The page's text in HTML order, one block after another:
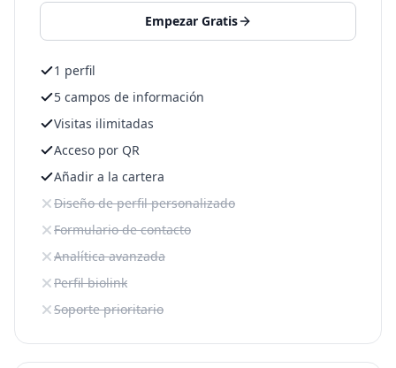
Empezar Gratis
1 perfil
5 campos de información
Visitas ilimitadas
Acceso por QR
Añadir a la cartera
Diseño de perfil personalizado
Formulario de contacto
Analítica avanzada
Perfil biolink
Soporte prioritario